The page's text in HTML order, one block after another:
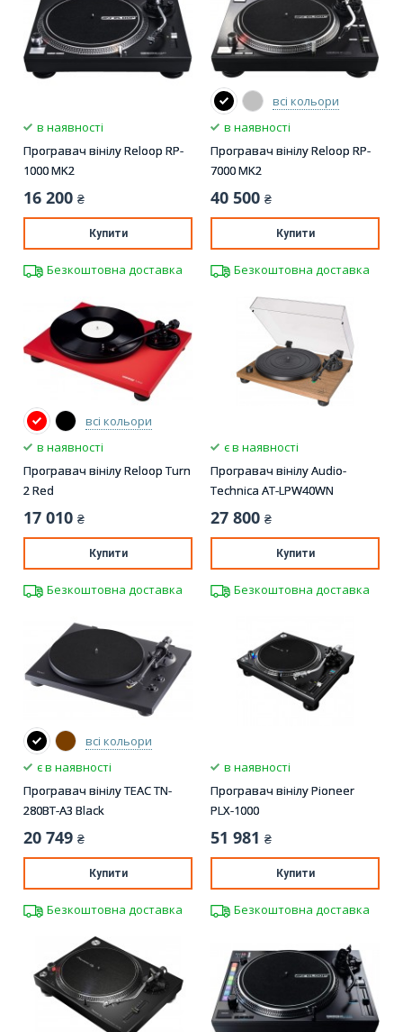
в наявності
Програвач вінілу Reloop RP-
1000 MK2
16 200 ₴
Купити
Безкоштовна доставка
всі кольори
в наявності
Програвач вінілу Reloop RP-
7000 MK2
40 500 ₴
Купити
Безкоштовна доставка
всі кольори
в наявності
Програвач вінілу Reloop Turn
2 Red
17 010 ₴
Купити
Безкоштовна доставка
є в наявності
Програвач вінілу Audio-
Technica AT-LPW40WN
27 800 ₴
Купити
Безкоштовна доставка
всі кольори
є в наявності
Програвач вінілу TEAC TN-
280BT-A3 Black
20 749 ₴
Купити
Безкоштовна доставка
в наявності
Програвач вінілу Pioneer
PLX-1000
51 981 ₴
Купити
Безкоштовна доставка